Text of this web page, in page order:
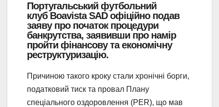
Португальський футбольний
клуб Boavista SADофіційно подав
заяву про початок процедури
банкрутства, заявивши про намір
пройти фінансову та економічну
реструктуризацію.
Причиною такого кроку стали хронічні борги,
податковий тиск та провал Плану
спеціального оздоровлення (PER), що мав